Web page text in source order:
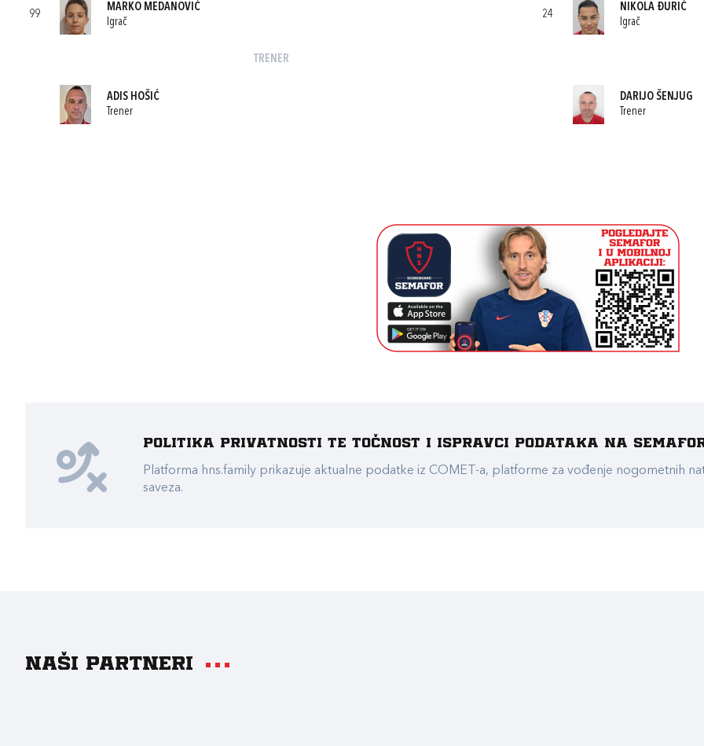
99
MARKO MEDANOVIĆ
Igrač
TRENER
ADIS HOŠIĆ
Trener
24
NIKOLA ĐURIĆ
Igrač
DARIJO ŠENJUG
Trener
Politika privatnosti te točnost i ispravci podataka na
Platforma hns.family prikazuje aktualne podatke iz COMET-a, platforme za vođenje nogometnih
saveza.
Naši partneri